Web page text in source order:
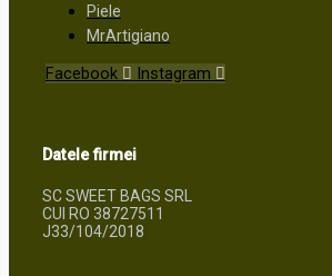
Piele
MrArtigiano
Facebook Instagram
Datele firmei
SC SWEET BAGS SRL
CUI RO 38727511
J33/104/2018